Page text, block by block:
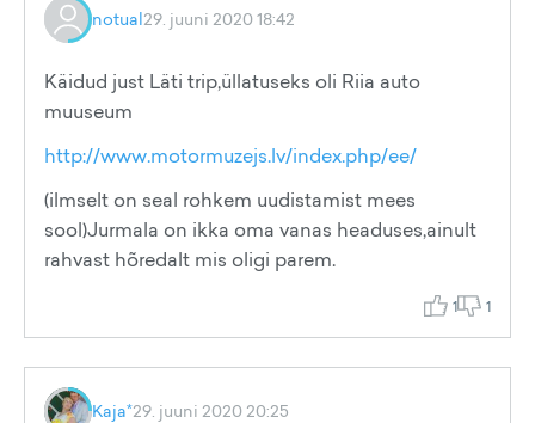
notual29. juuni 2020 18:42
Käidud just Läti trip,üllatuseks oli Riia auto
muuseum
http://www.motormuzejs.lv/index.php/ee/
(ilmselt on seal rohkem uudistamist mees
sool)Jurmala on ikka oma vanas headuses,ainult
rahvast hõredalt mis oligi parem.
1 1
Kaja*29. juuni 2020 20:25